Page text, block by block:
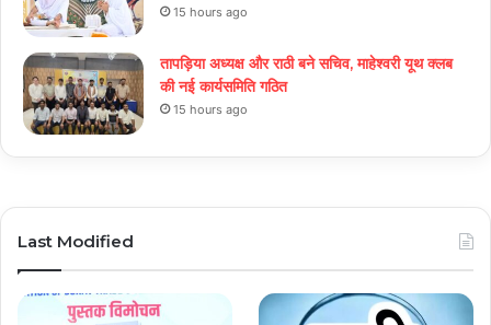
15 hours ago
तापड़िया अध्यक्ष और राठी बने सचिव, माहेश्वरी यूथ क्लब
की नई कार्यसमिति गठित
15 hours ago
Last Modified